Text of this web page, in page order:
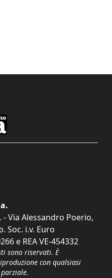
Via Alessandro Poerio,
Soc. i.v. Euro
e REA VE-454332
sono riservati. È
con qualsiasi